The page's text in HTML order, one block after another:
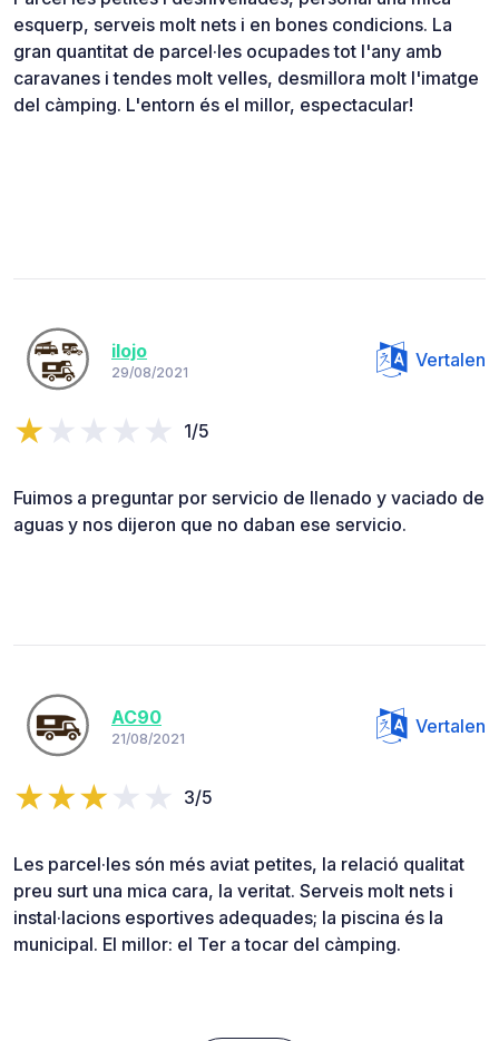
esquerp, serveis molt nets i en bones condicions. La
gran quantitat de parcel·les ocupades tot l'any amb
caravanes i tendes molt velles, desmillora molt l'imatge
del càmping. L'entorn és el millor, espectacular!
ilojo
29/08/2021
Vertalen
1/5
Fuimos a preguntar por servicio de llenado y vaciado de
aguas y nos dijeron que no daban ese servicio.
AC90
21/08/2021
Vertalen
3/5
Les parcel·les són més aviat petites, la relació qualitat
preu surt una mica cara, la veritat. Serveis molt nets i
instal·lacions esportives adequades; la piscina és la
municipal. El millor: el Ter a tocar del càmping.